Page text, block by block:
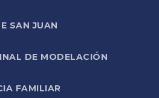
SAN JUAN
DE MODELACIÓN
FAMILIAR